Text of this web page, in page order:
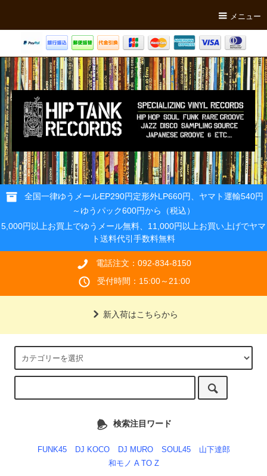
メニュー
全国一律ゆうメールEP290円定形外LP660円、ヤマト運輸540円
～ゆうパック600円から（税込）
5,000円以上お買上でゆうメール無料、11,000円以上お買い上げでヤマ
ト送料代引手数料無料
電話注文：092-834-8150
受付時間：15:00～21:00
新入荷はこちらから
検索注目ワード
FUNK45 DJ KOCO DJ MURO SOUL45
山下達郎
和モノ A TO Z